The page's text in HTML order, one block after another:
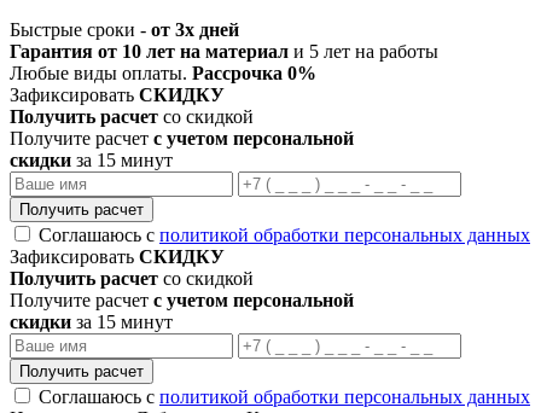
Быстрые сроки - от 3х дней
Гарантия от 10 лет на материал и 5 лет на работы
Любые виды оплаты. Рассрочка 0%
Зафиксировать СКИДКУ
Получить расчет со скидкой
Получите расчет с учетом персональной
скидки за 15 минут
Получить расчет
Соглашаюсь с политикой обработки персональных данных
Зафиксировать СКИДКУ
Получить расчет со скидкой
Получите расчет с учетом персональной
скидки за 15 минут
Получить расчет
Соглашаюсь с политикой обработки персональных данных